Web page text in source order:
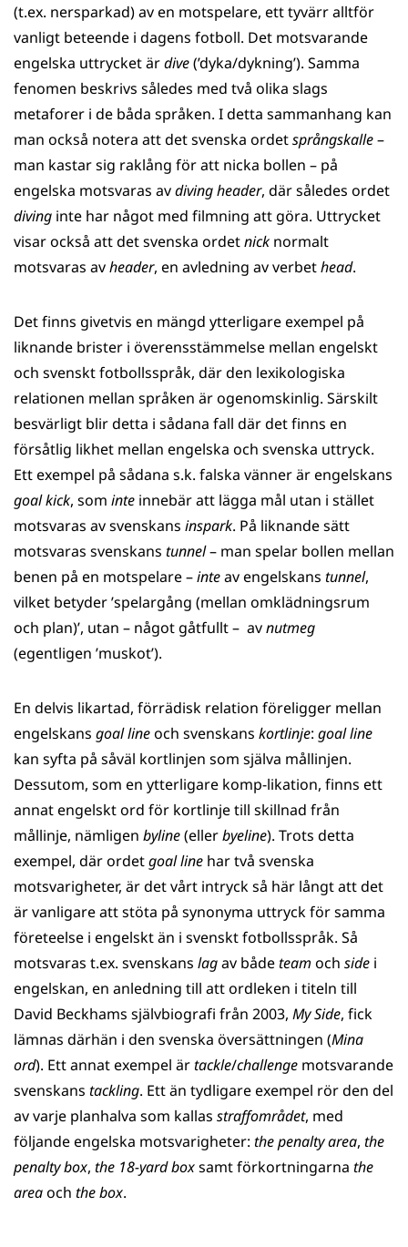
(t.ex. nersparkad) av en motspelare, ett tyvärr alltför
vanligt beteende i dagens fotboll. Det motsvarande
engelska uttrycket ärdive(’dyka/dykning’). Samma
fenomen beskrivs således med två olika slags
metaforer i de båda språken. I detta sammanhang kan
man också notera att det svenska ordetsprångskalle–
man kastar sig raklång för att nicka bollen – på
engelska motsvaras avdiving header, där således ordet
diving inte har något med filmning att göra. Uttrycket
visar också att det svenska ordetnick normalt
motsvaras avheader, en avledning av verbethead.
Det finns givetvis en mängd ytterligare exempel på
liknande brister i överensstämmelse mellan engelskt
och svenskt fotbollsspråk, där den lexikologiska
relationen mellan språken är ogenomskinlig. Särskilt
besvärligt blir detta i sådana fall där det finns en
försåtlig likhet mellan engelska och svenska uttryck.
Ett exempel på sådana s.k. falska vänner är engelskans
goal kick, som inte innebär att lägga mål utan i stället
motsvaras av svenskans inspark. På liknande sätt
motsvaras svenskans tunnel– man spelar bollen mellan
benen på en motspelare –inteav engelskans tunnel,
vilket betyder ’spelargång (mellan omklädningsrum
och plan)’, utan – något gåtfullt – avnutmeg
(egentligen ’muskot’).
En delvis likartad, förrädisk relation föreligger mellan
engelskans goal lineoch svenskans kortlinje: goal line
kan syfta på såväl kortlinjen som själva mållinjen.
Dessutom, som en ytterligare komp-likation, finns ett
annat engelskt ord för kortlinje till skillnad från
mållinje, nämligen byline(ellerbyeline). Trots detta
exempel, där ordetgoal line har två svenska
motsvarigheter, är det vårt intryck så här långt att det
är vanligare att stöta på synonyma uttryck för samma
företeelse i engelskt än i svenskt fotbollsspråk. Så
motsvaras t.ex. svenskans lagav bådeteam och side i
engelskan, en anledning till att ordleken i titeln till
David Beckhams självbiografi från 2003, My Side, fick
lämnas därhän i den svenska översättningen (Mina
ord). Ett annat exempel ärtackle/challenge motsvarande
svenskans tackling. Ett än tydligare exempel rör den del
av varje planhalva som kallas straffområdet, med
följande engelska motsvarigheter: the penalty area, the
penalty box, the 18-yard boxsamt förkortningarna the
areaoch the box.